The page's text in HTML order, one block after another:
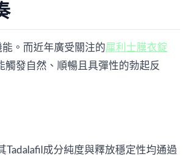
。而近年廣受關注的犀利士膜衣錠
發自然、順暢且具彈性的勃起反
成分純度與釋放穩定性均通過